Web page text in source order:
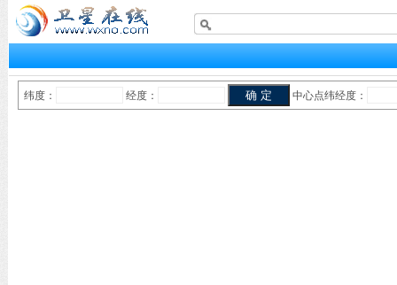
纬度： 经度： 中心点纬经度：